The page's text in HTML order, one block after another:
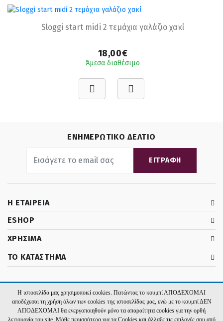
Sloggi start midi 2 τεμάχια γαλάζιο χακί
18,00€
Άμεσα διαθέσιμο
ΕΝΗΜΕΡΩΤΙΚΟ ΔΕΛΤΙΟ
ΕΓΓΡΑΦΗ
Η ΕΤΑΙΡΕΙΑ
ESHOP
ΧΡΗΣΙΜΑ
ΤΟ ΚΑΤΑΣΤΗΜΑ
2026 El Rois. Υλοποίηση:Hyper Center
Η ιστοσελίδα μας χρησιμοποιεί cookies. Πατώντας το κουμπί ΑΠΟΔΕΧΟΜΑΙ
αποδέχεσαι τη χρήση όλων των cookies της ιστοσελίδας μας, ενώ με το κουμπί ΔΕΝ
ΑΠΟΔΕΧΟΜΑΙ θα ενεργοποιηθούν μόνο τα απαραίτητα cookies για την ορθή
λειτουργία του site. Μάθε περισσότερα για τα Cookies και άλλαξε τις επιλογές σου από